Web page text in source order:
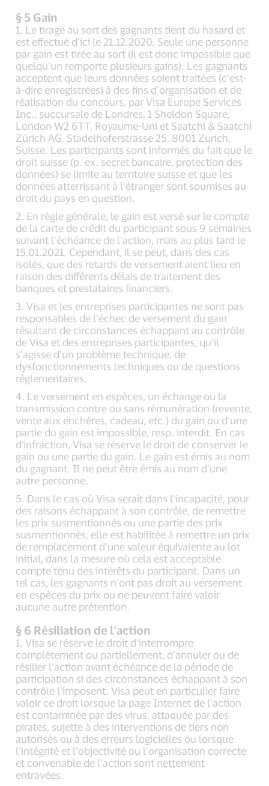
§ 5 Gain
1. Le tirage au sort des gagnants tient du hasard et
est effectué d’ici le 21.12.2020. Seule une personne
par gain est tirée au sort (il est donc impossible que
quelqu’un remporte plusieurs gains). Les gagnants
acceptent que leurs données soient traitées (c’est-
à-dire enregistrées) à des fins d’organisation et de
réalisation du concours, par Visa Europe Services
Inc., succursale de Londres, 1 Sheldon Square,
London W2 6TT, Royaume-Uni et Saatchi & Saatchi
Zürich AG, Stadelhoferstrasse 25, 8001 Zurich,
Suisse. Les participants sont informés du fait que le
droit suisse (p. ex. secret bancaire, protection des
données) se limite au territoire suisse et que les
données atterrissant à l’étranger sont soumises au
droit du pays en question.
2. En règle générale, le gain est versé sur le compte
de la carte de crédit du participant sous 9 semaines
suivant l’échéance de l’action, mais au plus tard le
15.01.2021. Cependant, il se peut, dans des cas
isolés, que des retards de versement aient lieu en
raison des différents délais de traitement des
banques et prestataires financiers.
3. Visa et les entreprises participantes ne sont pas
responsables de l’échec de versement du gain
résultant de circonstances échappant au contrôle
de Visa et des entreprises participantes, qu’il
s’agisse d’un problème technique, de
dysfonctionnements techniques ou de questions
réglementaires.
4. Le versement en espèces, un échange ou la
transmission contre ou sans rémunération (revente,
vente aux enchères, cadeau, etc.) du gain ou d’une
partie du gain est impossible, resp. interdit. En cas
d'infraction, Visa se réserve le droit de conserver le
gain ou une partie du gain. Le gain est émis au nom
du gagnant. Il ne peut être émis au nom d’une
autre personne.
5. Dans le cas où Visa serait dans l’incapacité, pour
des raisons échappant à son contrôle, de remettre
les prix susmentionnés ou une partie des prix
susmentionnés, elle est habilitée à remettre un prix
de remplacement d’une valeur équivalente au lot
initial, dans la mesure où cela est acceptable
compte tenu des intérêts du participant. Dans un
tel cas, les gagnants n’ont pas droit au versement
en espèces du prix ou ne peuvent faire valoir
aucune autre prétention.
§ 6 Résiliation de l’action
1. Visa se réserve le droit d’interrompre
complètement ou partiellement, d’annuler ou de
résilier l’action avant échéance de la période de
participation si des circonstances échappant à son
contrôle l’imposent. Visa peut en particulier faire
valoir ce droit lorsque la page Internet de l’action
est contaminée par des virus, attaquée par des
pirates, sujette à des interventions de tiers non
autorisés ou à des erreurs logicielles ou lorsque
l’intégrité et l’objectivité ou l’organisation correcte
et convenable de l’action sont nettement
entravées.